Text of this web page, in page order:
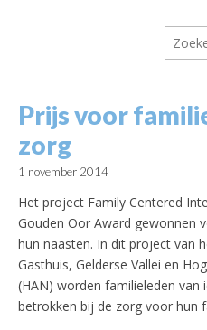
Arnhem
Zoeken
naar:
Prijs voor
zorg
1 november 2014
Het project Family Centered
Gouden Oor Award gewonnen
hun naasten. In dit project van
Gasthuis, Gelderse Vallei en
(HAN) worden familieleden van
betrokken bij de zorg voor hun